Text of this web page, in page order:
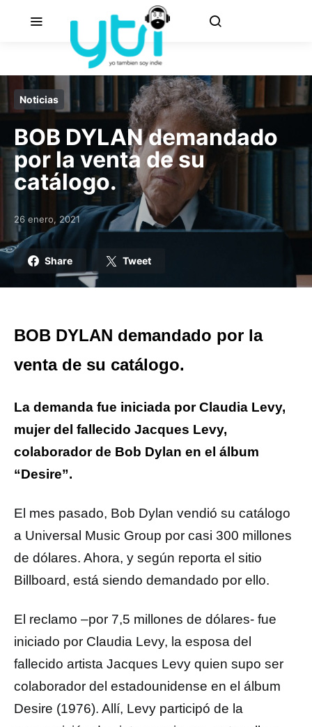
Noticias
BOB DYLAN demandado
por la venta de su
catálogo.
Posted on
26 enero, 2021
Share Tweet
BOB DYLAN demandado por la
venta de su catálogo.
La demanda fue iniciada por Claudia Levy,
mujer del fallecido Jacques Levy,
colaborador de Bob Dylan en el álbum
“Desire”.
El mes pasado, Bob Dylan vendió su catálogo
a Universal Music Group por casi 300 millones
de dólares. Ahora, y según reporta el sitio
Billboard, está siendo demandado por ello.
El reclamo –por 7,5 millones de dólares- fue
iniciado por Claudia Levy, la esposa del
fallecido artista Jacques Levy quien supo ser
colaborador del estadounidense en el álbum
Desire (1976). Allí, Levy participó de la